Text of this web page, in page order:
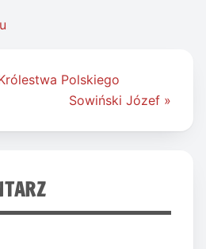
Polskiego
Sowiński Józef »